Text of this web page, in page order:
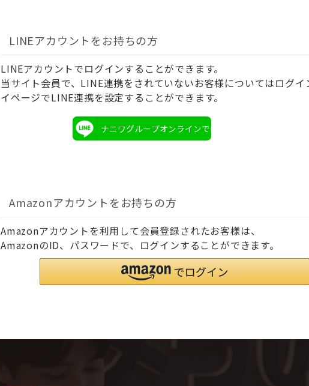
LINEアカウントをお持ちの方
LINEアカウントでログインすることができます。
当サイト会員で、LINE連携をされていないお客様についてはログイ
イページでLINE連携を設定することができます。
ナニワグループオンラインでログイン
Amazonアカウントをお持ちの方
Amazonアカウントを利用して会員登録されたお客様は、
AmazonのID、パスワードで、ログインすることができます。